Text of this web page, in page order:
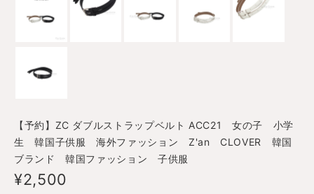
【予約】ZC ダブルストラップベルト ACC21 女の子 小学
生 韓国子供服 海外ファッション Z'an CLOVER 韓国
ブランド 韓国ファッション 子供服
¥2,500